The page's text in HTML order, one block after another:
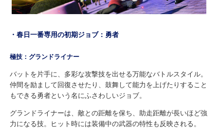
・春日一番専用の初期ジョブ：勇者
極技：グランドライナー
バットを片手に、多彩な攻撃技を出せる万能なバトルスタイル。
仲間を励まして回復させたり、鼓舞して能力を上げたりすること
もできる勇者という名にふさわしいジョブ。
グランドライナーは、敵との距離を保ち、助走距離が長いほど強
力になる技。ヒット時には装備中の武器の特性も反映される。